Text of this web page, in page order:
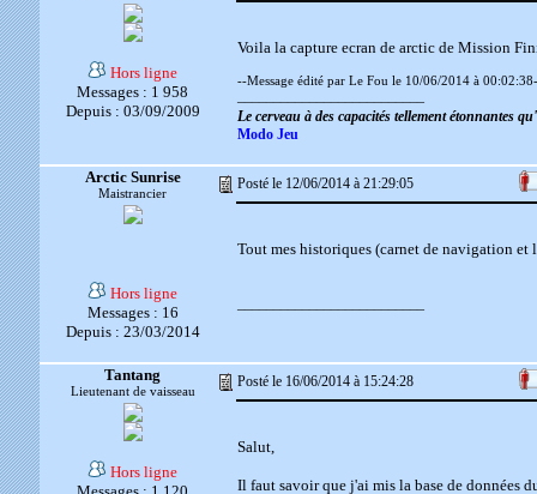
Hors ligne
Messages : 1 958
Depuis : 03/09/2009
Voila la capture ecran de arctic de Mission
--Message édité par Le Fou le 10/06/2014 à
Le cerveau à des capacités tellement étonnantes
Modo Jeu
Arctic Sunrise
Maistrancier
Posté le 12/06/2014 à 21:29:05
Hors ligne
Messages : 16
Depuis : 23/03/2014
Tout mes historiques (carnet de navigation et
Tantang
Lieutenant de vaisseau
Posté le 16/06/2014 à 15:24:28
Hors ligne
Salut,
Il faut savoir que j'ai mis la base de données